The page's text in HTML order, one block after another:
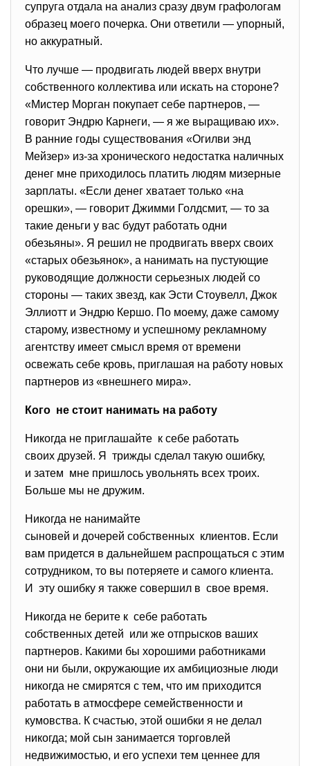
супруга отдала на анализ сразу двум графологам
образец моего почерка. Они ответили — упорный,
но аккуратный.
Что лучше — продвигать людей вверх внутри
собственного коллектива или искать на стороне?
«Мистер Морган покупает себе партнеров, —
говорит Эндрю Карнеги, — я же выращиваю их».
В ранние годы существования «Огилви энд
Мейзер» из-за хронического недостатка наличных
денег мне приходилось платить людям мизерные
зарплаты. «Если денег хватает только «на
орешки», — говорит Джимми Голдсмит, — то за
такие деньги у вас будут работать одни
обезьяны». Я решил не продвигать вверх своих
«старых обезьянок», а нанимать на пустующие
руководящие должности серьезных людей со
стороны — таких звезд, как Эсти Стоувелл, Джок
Эллиотт и Эндрю Кершо. По моему, даже самому
старому, известному и успешному рекламному
агентству имеет смысл время от времени
освежать себе кровь, приглашая на работу новых
партнеров из «внешнего мира».
Кого не стоит нанимать на работу
Никогда не приглашайте к себе работать
своих друзей. Я трижды сделал такую ошибку,
и затем мне пришлось увольнять всех троих.
Больше мы не дружим.
Никогда не нанимайте
сыновей и дочерей собственных клиентов. Если
вам придется в дальнейшем распрощаться с этим
сотрудником, то вы потеряете и самого клиента.
И эту ошибку я также совершил в свое время.
Никогда не берите к себе работать
собственных детей или же отпрысков ваших
партнеров. Какими бы хорошими работниками
они ни были, окружающие их амбициозные люди
никогда не смирятся с тем, что им приходится
работать в атмосфере семейственности и
кумовства. К счастью, этой ошибки я не делал
никогда; мой сын занимается торговлей
недвижимостью, и его успехи тем ценнее для